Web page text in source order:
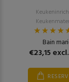
Bain
€23,15